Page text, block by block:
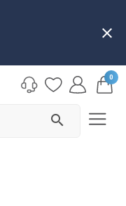
close
search
0